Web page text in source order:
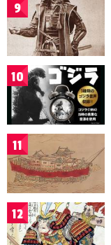
9
10
11
12